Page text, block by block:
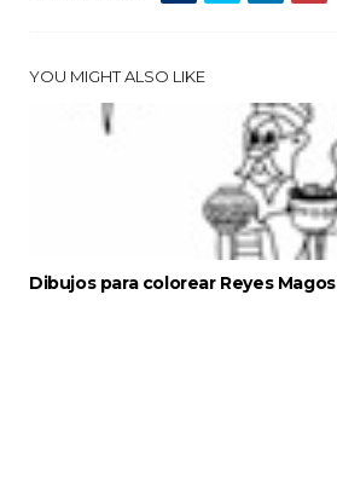
YOU MIGHT ALSO LIKE
Dibujos para colorear Reyes Magos